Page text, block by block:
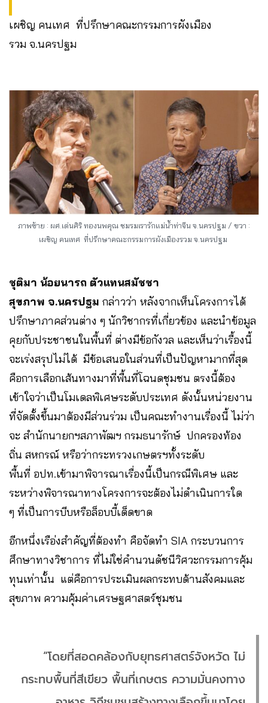
เผชิญ คนเทศ ที่ปรึกษาคณะกรรมการผังเมือง
รวม จ.นครปฐม
ภาพซ้าย : ผศ.เด่นศิริ ทองนพคุณ ชมรมเรารักแม่น้ำท่าจีน จ.นครปฐม / ขวา :
เผชิญ คนเทศ ที่ปรึกษาคณะกรรมการผังเมืองรวม จ.นครปฐม
ชุติมา น้อยนารถ ตัวแทนสมัชชา
สุขภาพ จ.นครปฐม กล่าวว่า หลังจากเห็นโครงการได้
ปรึกษาภาคส่วนต่าง ๆ นักวิชากรที่เกี่ยวข้อง และนำข้อมูล
คุยกับประชาชนในพื้นที่ ต่างมีข้อกังวล และเห็นว่าเรื้องนี้
จะเร่งสรุปไม่ได้ มีข้อเสนอในส่วนที่เป็นปัญหามากที่สุด
คือการเลือกเส้นทางมาที่พื้นที่โฉนดชุมชน ตรงนี้ต้อง
เข้าใจว่าเป็นโมเดลพิเศษระดับประเทศ ดังนั้นหน่วยงาน
ที่จัดตั้งขึ้นมาต้องมีส่วนร่วม เป็นคณะทำงานเรื่องนี้ ไม่ว่า
จะ สำนักนายกฯสภาพัฒฯ กรมธนารักษ์ ปกครองท้อง
ถิ่น สหกรณ์ หรือว่ากระทรวงเกษตรฯทั้งระดับ
พื้นที่ อปท.เข้ามาพิจารณาเรื่องนี้เป็นกรณีพิเศษ และ
ระหว่างพิจารณาทางโครงการจะต้องไม่ดำเนินการใด
ๆ ที่เป็นการบีบหรือล็อบบี้เด็ดขาด
อีกหนึ่งเรือ่งสำคัญที่ต้องทำ คือจัดทำ SIA กระบวนการ
ศึกษาทางวิชาการ ที่ไม่ใช่คำนวนดัชนีวิศวะกรรมการคุ้ม
ทุนเท่านั้น แต่คือการประเมินผลกระทบด้านสังคมและ
สุขภาพ ความคุ้มค่าเศรษฐศาสตร์ชุมชน
“โดยที่สอดคล้องกับยุทธศาสตร์จังหวัด ไม่
กระทบพื้นที่สีเขียว พื้นที่เกษตร ความมั่นคงทาง